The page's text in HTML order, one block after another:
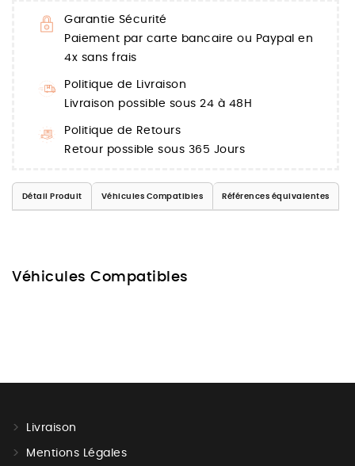
Garantie Sécurité
Paiement par carte bancaire ou Paypal en
4x sans frais
Politique de Livraison
Livraison possible sous 24 à 48H
Politique de Retours
Retour possible sous 365 Jours
Détail Produit Véhicules Compatibles Références équivalentes
Véhicules Compatibles
Livraison
Mentions Légales